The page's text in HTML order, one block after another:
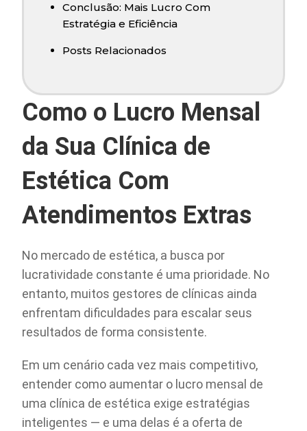
Conclusão: Mais Lucro Com
Estratégia e Eficiência
Posts Relacionados
Como o Lucro Mensal
da Sua Clínica de
Estética Com
Atendimentos Extras
No mercado de estética, a busca por
lucratividade constante é uma prioridade. No
entanto, muitos gestores de clínicas ainda
enfrentam dificuldades para escalar seus
resultados de forma consistente.
Em um cenário cada vez mais competitivo,
entender como aumentar o lucro mensal de
uma clínica de estética exige estratégias
inteligentes — e uma delas é a oferta de